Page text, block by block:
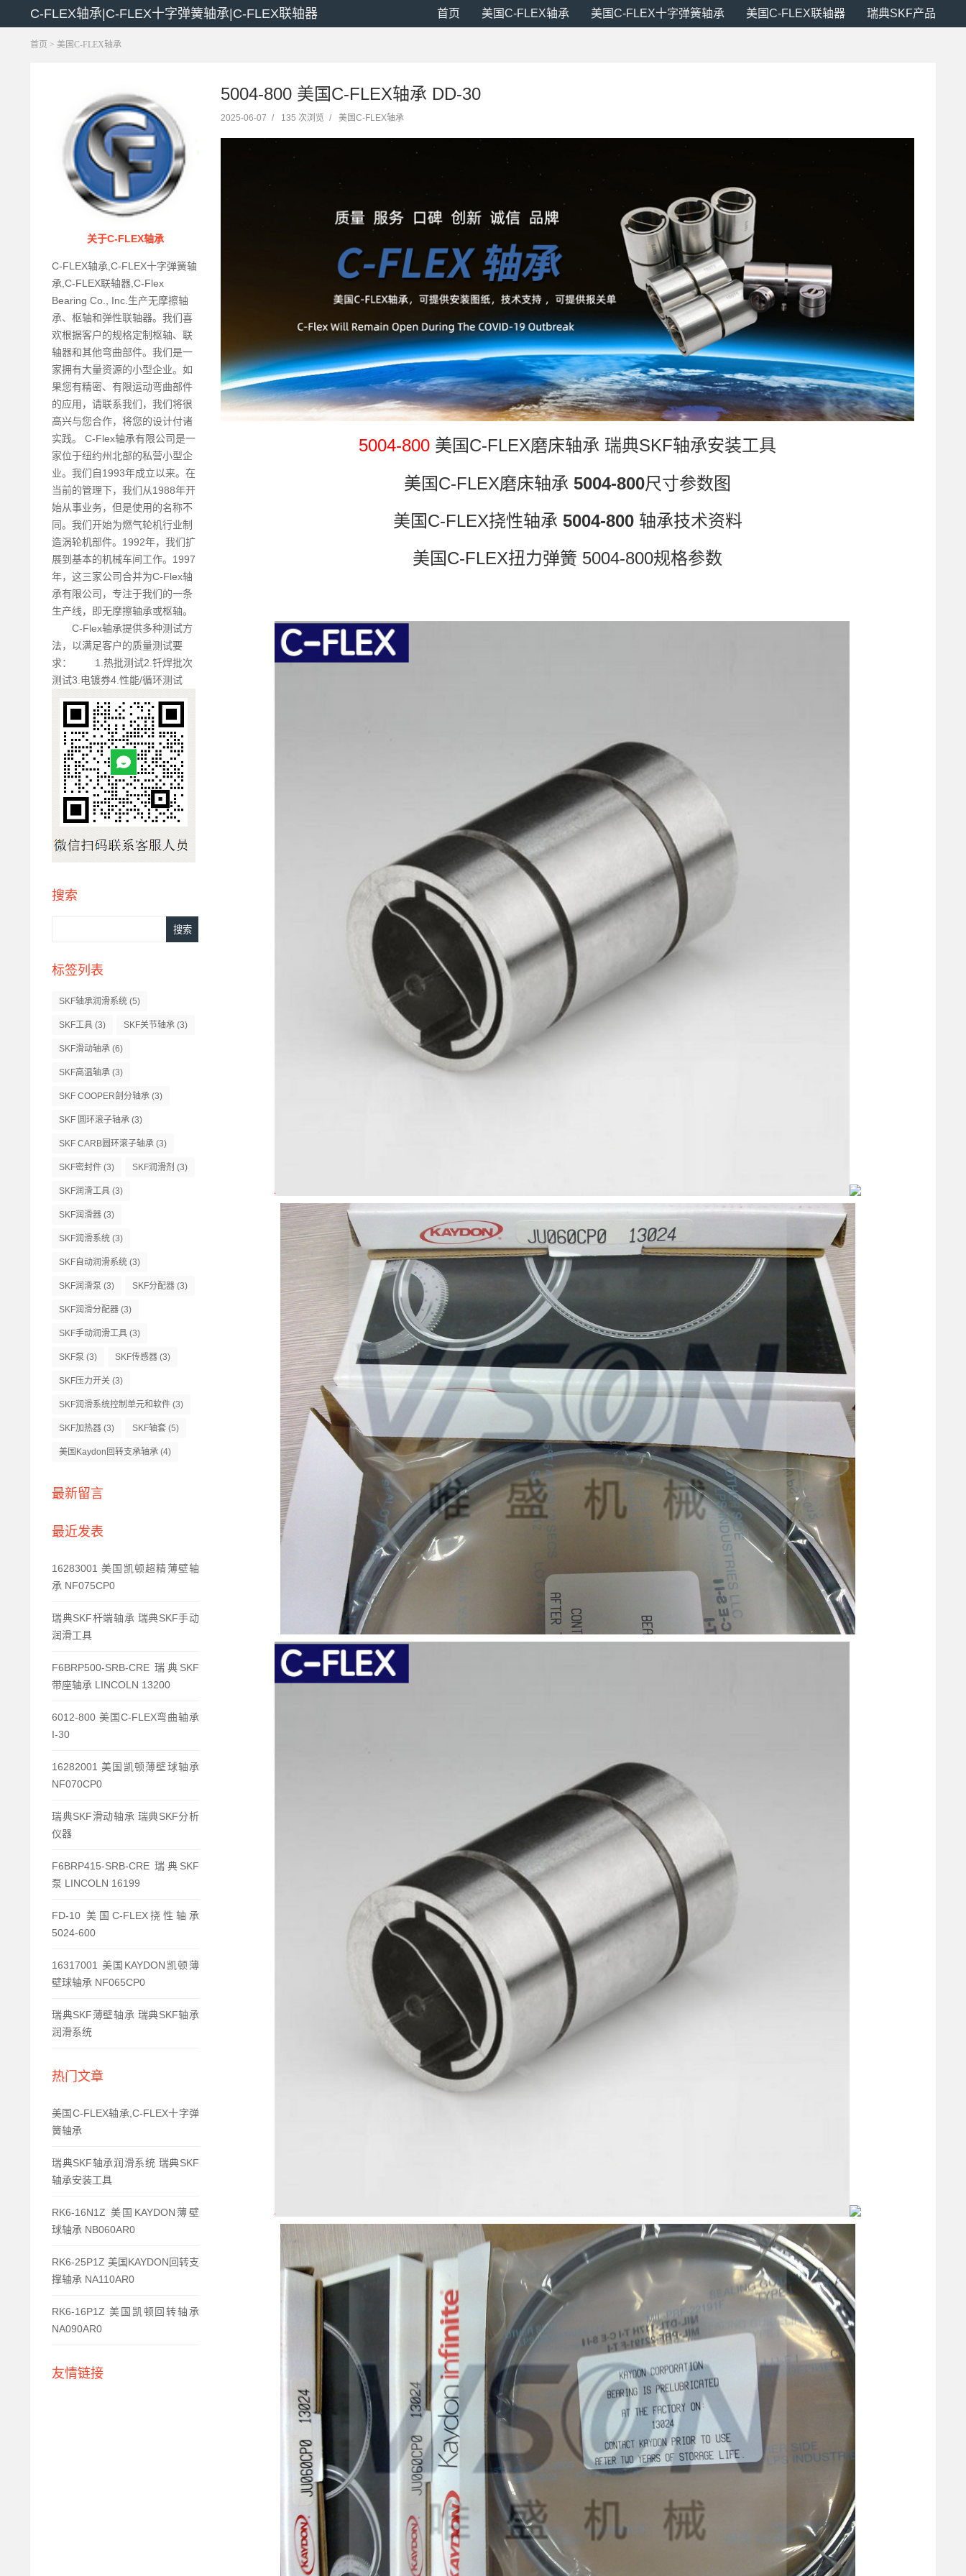
C-FLEX轴承|C-FLEX十字弹簧轴承|C-FLEX联轴器 首页 美国C-FLEX轴承 美国C-FLEX十字弹簧轴承 美国C-FLEX联轴器 瑞典SKF产品
首页 > 美国C-FLEX轴承
关于C-FLEX轴承
C-FLEX轴承,C-FLEX十字弹簧轴
承,C-FLEX联轴器,C-Flex
Bearing Co., Inc.生产无摩擦轴
承、枢轴和弹性联轴器。我们喜
欢根据客户的规格定制枢轴、联
轴器和其他弯曲部件。我们是一
家拥有大量资源的小型企业。如
果您有精密、有限运动弯曲部件
的应用，请联系我们，我们将很
高兴与您合作，将您的设计付诸
实践。 C-Flex轴承有限公司是一
家位于纽约州北部的私营小型企
业。我们自1993年成立以来。在
当前的管理下，我们从1988年开
始从事业务，但是使用的名称不
同。我们开始为燃气轮机行业制
造涡轮机部件。1992年，我们扩
展到基本的机械车间工作。1997
年，这三家公司合并为C-Flex轴
承有限公司，专注于我们的一条
生产线，即无摩擦轴承或枢轴。
C-Flex轴承提供多种测试方
法，以满足客户的质量测试要
求： 1.热批测试2.钎焊批次
测试3.电镀券4.性能/循环测试
搜索
标签列表
SKF轴承润滑系统 (5)
SKF工具 (3) SKF关节轴承 (3)
SKF滑动轴承 (6)
SKF高温轴承 (3)
SKF COOPER剖分轴承 (3)
SKF 圆环滚子轴承 (3)
SKF CARB圆环滚子轴承 (3)
SKF密封件 (3) SKF润滑剂 (3)
SKF润滑工具 (3)
SKF润滑器 (3)
SKF润滑系统 (3)
SKF自动润滑系统 (3)
SKF润滑泵 (3) SKF分配器 (3)
SKF润滑分配器 (3)
SKF手动润滑工具 (3)
SKF泵 (3) SKF传感器 (3)
SKF压力开关 (3)
SKF润滑系统控制单元和软件 (3)
SKF加热器 (3) SKF轴套 (5)
美国Kaydon回转支承轴承 (4)
最新留言
最近发表
16283001 美国凯顿超精薄壁轴
承 NF075CP0
瑞典SKF杆端轴承 瑞典SKF手动
润滑工具
F6BRP500-SRB-CRE 瑞典SKF
带座轴承 LINCOLN 13200
6012-800 美国C-FLEX弯曲轴承
I-30
16282001 美国凯顿薄壁球轴承
NF070CP0
瑞典SKF滑动轴承 瑞典SKF分析
仪器
F6BRP415-SRB-CRE 瑞典SKF
泵 LINCOLN 16199
FD-10 美国C-FLEX挠性轴承
5024-600
16317001 美国KAYDON凯顿薄
壁球轴承 NF065CP0
瑞典SKF薄壁轴承 瑞典SKF轴承
润滑系统
热门文章
美国C-FLEX轴承,C-FLEX十字弹
簧轴承
瑞典SKF轴承润滑系统 瑞典SKF
轴承安装工具
RK6-16N1Z 美国KAYDON薄壁
球轴承 NB060AR0
RK6-25P1Z 美国KAYDON回转支
撑轴承 NA110AR0
RK6-16P1Z 美国凯顿回转轴承
NA090AR0
友情链接
5004-800 美国C-FLEX轴承 DD-30
2025-06-07 / 135 次浏览 / 美国C-FLEX轴承
5004-800 美国C-FLEX磨床轴承 瑞典SKF轴承安装工具
美国C-FLEX磨床轴承 5004-800尺寸参数图
美国C-FLEX挠性轴承 5004-800轴承技术资料
美国C-FLEX扭力弹簧 5004-800规格参数